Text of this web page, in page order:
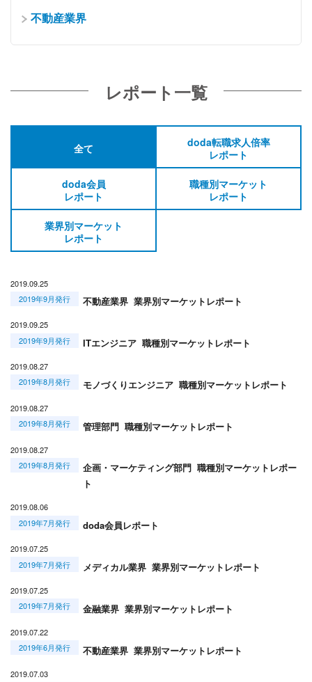
不動産業界
レポート一覧
全て
doda転職求人倍率
レポート
doda会員
レポート
職種別マーケット
レポート
業界別マーケット
レポート
2019.09.25
2019年9月発行
不動産業界 業界別マーケットレポート
2019.09.25
2019年9月発行
ITエンジニア 職種別マーケットレポート
2019.08.27
2019年8月発行
モノづくりエンジニア 職種別マーケットレポート
2019.08.27
2019年8月発行
管理部門 職種別マーケットレポート
2019.08.27
2019年8月発行
企画・マーケティング部門 職種別マーケットレポー
ト
2019.08.06
2019年7月発行
doda会員レポート
2019.07.25
2019年7月発行
メディカル業界 業界別マーケットレポート
2019.07.25
2019年7月発行
金融業界 業界別マーケットレポート
2019.07.22
2019年6月発行
不動産業界 業界別マーケットレポート
2019.07.03